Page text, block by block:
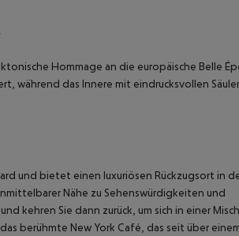
Hommage an die europäische Belle
während das Innere mit eindrucksvollen
und bietet einen luxuriösen Rückzugsort in
Nähe zu Sehenswürdigkeiten und
kehren Sie dann zurück, um sich in einer
berühmte New York Café, das seit über